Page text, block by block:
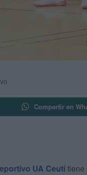
Compartir en
UA Ceutítiene